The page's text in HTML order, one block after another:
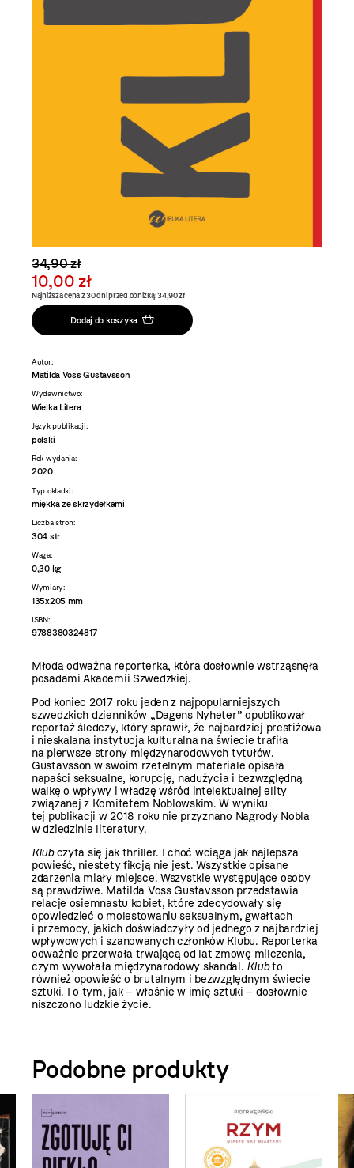
34,90 zł
10,00 zł
Najniższa cena z 30 dni przed obniżką: 34,90 zł
Dodaj do koszyka
Autor:
Matilda Voss Gustavsson
Wydawnictwo:
Wielka Litera
Język publikacji:
polski
Rok wydania:
2020
Typ okładki:
miękka ze skrzydełkami
Liczba stron:
304 str
Waga:
0,30 kg
Wymiary:
135x205 mm
ISBN:
9788380324817
Młoda odważna reporterka, która dosłownie wstrząsnęła
posadami Akademii Szwedzkiej.
Pod koniec 2017 roku jeden z najpopularniejszych
szwedzkich dzienników „Dagens Nyheter” opublikował
reportaż śledczy, który sprawił, że najbardziej prestiżowa
i nieskalana instytucja kulturalna na świecie trafiła
na pierwsze strony międzynarodowych tytułów.
Gustavsson w swoim rzetelnym materiale opisała
napaści seksualne, korupcję, nadużycia i bezwzględną
walkę o wpływy i władzę wśród intelektualnej elity
związanej z Komitetem Noblowskim. W wyniku
tej publikacji w 2018 roku nie przyznano Nagrody Nobla
w dziedzinie literatury.
Klubczyta się jak thriller. I choć wciąga jak najlepsza
powieść, niestety fikcją nie jest. Wszystkie opisane
zdarzenia miały miejsce. Wszystkie występujące osoby
są prawdziwe. Matilda Voss Gustavsson przedstawia
relacje osiemnastu kobiet, które zdecydowały się
opowiedzieć o molestowaniu seksualnym, gwałtach
i przemocy, jakich doświadczyły od jednego z najbardziej
wpływowych i szanowanych członków Klubu. Reporterka
odważnie przerwała trwającą od lat zmowę milczenia,
czym wywołała międzynarodowy skandal. Klubto
również opowieść o brutalnym i bezwzględnym świecie
sztuki. I o tym, jak – właśnie w imię sztuki – dosłownie
niszczono ludzkie życie.
Podobne produkty